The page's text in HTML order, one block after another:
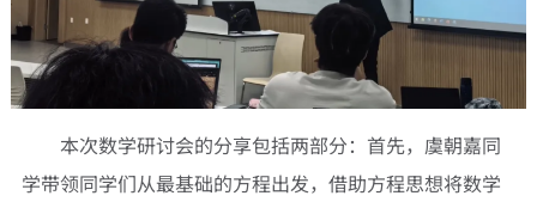
本次数学研讨会的分享包括两部分：首先，虞朝嘉同
学带领同学们从最基础的方程出发，借助方程思想将数学